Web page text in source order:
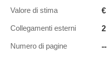
Valore di stima
Collegamenti esterni 2
Numero di pagine --